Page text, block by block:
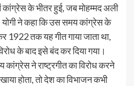
के भीतर हुई, जब मोहम्मद अली
योगी ने कहा कि उस समय कांग्रेस के
तक यह गीत गाया जाता था,
के बाद इसे बंद कर दिया गया।
कांग्रेस ने राष्ट्रगीत का विरोध करने
होता, तो देश का विभाजन कभी